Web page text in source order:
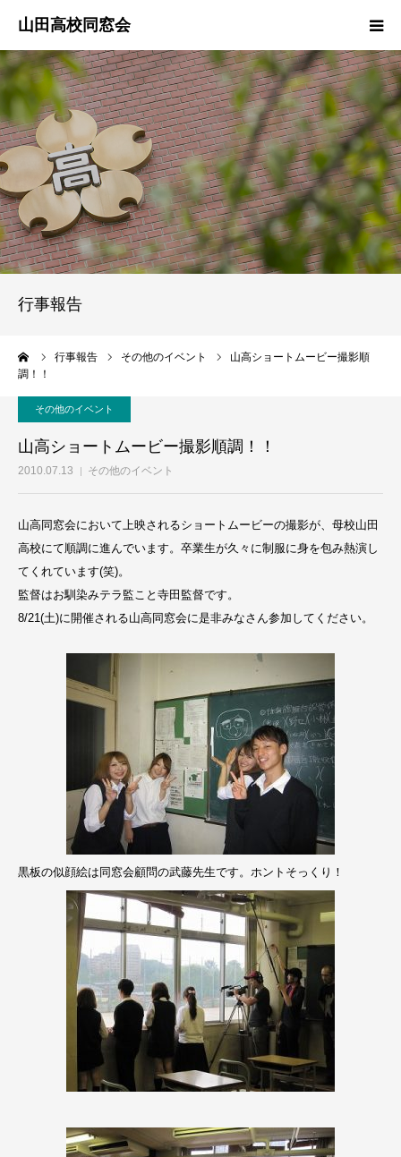
行事報告
行事報告 その他のイベント
山高ショートムービー撮影順
調！！
その他のイベント
山高ショートムービー撮影順調！！
2010.07.13 その他のイベント
山高同窓会において上映されるショートムービーの撮影が、母校山田
高校にて順調に進んでいます。卒業生が久々に制服に身を包み熱演し
てくれています(笑)。
監督はお馴染みテラ監こと寺田監督です。
8/21(土)に開催される山高同窓会に是非みなさん参加してください。
黒板の似顔絵は同窓会顧問の武藤先生です。ホントそっくり！
ご挨拶
役員紹介
行事報告
同期会